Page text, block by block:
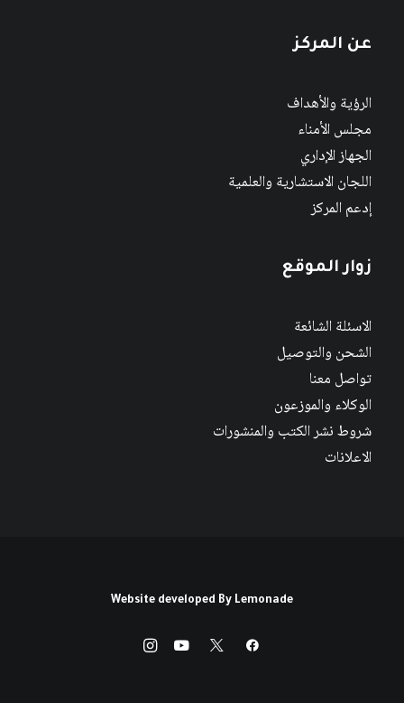
عن المركز
الرؤية والأهداف
مجلس الأمناء
الجهاز الإداري
اللجان الاستشارية والعلمية
إدعم المركز
زوار الموقع
الاسئلة الشائعة
الشحن والتوصيل
تواصل معنا
الوكلاء والموزعون
شروط نشر الكتب والمنشورات
الاعلانات
Website developed By Lemonade